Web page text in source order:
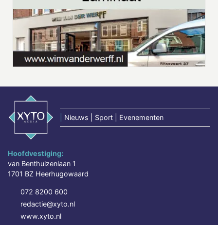
Nieuws | Sport | Evenementen
Hoofdvestiging:
van Benthuizenlaan 1
1701 BZ Heerhugowaard
072 8200 600
redactie@xyto.nl
www.xyto.nl